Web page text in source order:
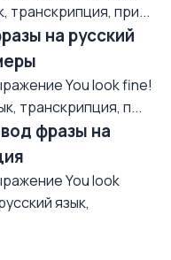
транскрипция, при...
на русский
You look fine!
транскрипция, п...
фразы на
You look
язык,